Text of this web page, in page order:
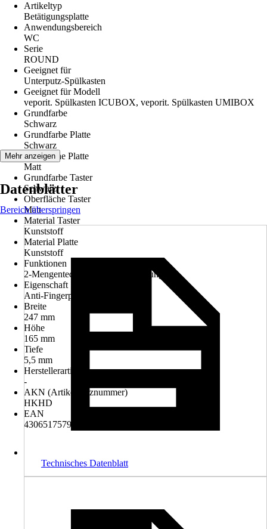
Artikeltyp
Betätigungsplatte
Anwendungsbereich
WC
Serie
ROUND
Geeignet für
Unterputz-Spülkasten
Geeignet für Modell
veporit. Spülkasten ICUBOX, veporit. Spülkasten UMIBOX
Grundfarbe
Schwarz
Grundfarbe Platte
Schwarz
Oberfläche Platte
Matt
Grundfarbe Taster
Schwarz
Oberfläche Taster
Matt
Material Taster
Kunststoff
Material Platte
Kunststoff
Funktionen
2-Mengentechnik, Click-Befestigung
Eigenschaft
Anti-Fingerprint, Antibakteriell
Breite
247 mm
Höhe
165 mm
Tiefe
5,5 mm
Herstellerartikelnummer
-
AKN (Artikelkurznummer)
HKHD
EAN
4306517579982
Mehr anzeigen
Datenblätter
Bereich überspringen
Technisches Datenblatt